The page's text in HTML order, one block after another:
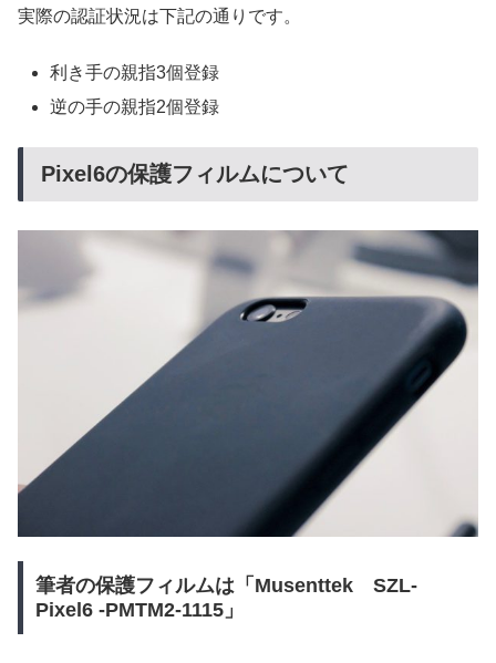
実際の認証状況は下記の通りです。
利き手の親指3個登録
逆の手の親指2個登録
Pixel6の保護フィルムについて
筆者の保護フィルムは「‎Musenttek ‎SZL-
Pixel6 -PMTM2-1115」